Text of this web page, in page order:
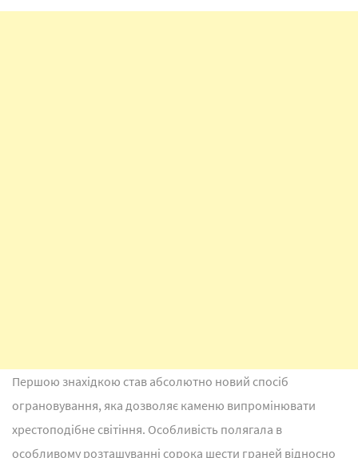
Першою знахідкою став абсолютно новий спосіб
ограновування, яка дозволяє каменю випромінювати
хрестоподібне світіння. Особливість полягала в
особливому розташуванні сорока шести граней відносно